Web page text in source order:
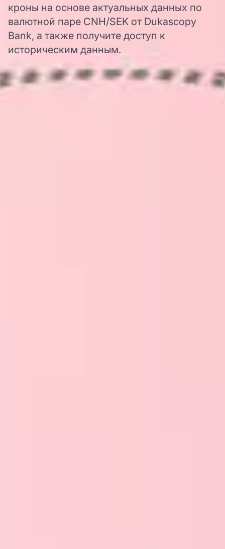
кроны на основе актуальных данных по
валютной паре CNH/SEK от Dukascopy
Bank, а также получите доступ к
историческим данным.